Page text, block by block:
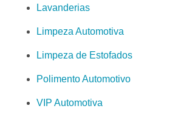
Lavanderias
Limpeza Automotiva
Limpeza de Estofados
Polimento Automotivo
VIP Automotiva